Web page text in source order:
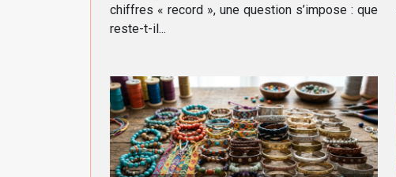
chiffres « record », une question s’impose : que
reste-t-il...